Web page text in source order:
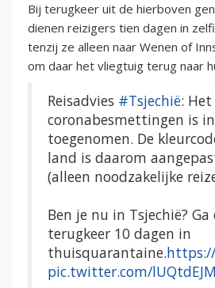
Bij terugkeer uit de hierboven
dienen reizigers tien dagen in
tenzij ze alleen naar Wenen of
om daar het vliegtuig terug naar
Reisadvies #Tsjechië:
coronabesmettingen is
toegenomen. De
land is daarom
(alleen noodzakelijke
Ben je nu in Tsjechië?
terugkeer 10 dagen in
thuisquarantaine.https://
pic.twitter.com/